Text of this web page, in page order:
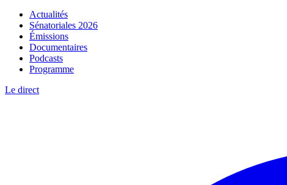
Actualités
Sénatoriales 2026
Émissions
Documentaires
Podcasts
Programme
Le direct